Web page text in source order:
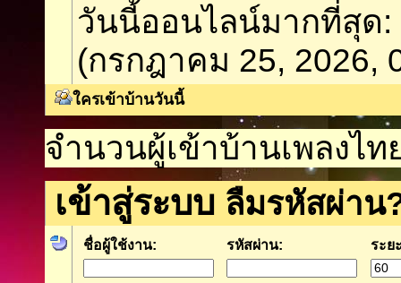
วันนี้ออนไลน์มากที่สุด:
(กรกฎาคม 25, 2026,
ใครเข้าบ้านวันนี้
จำนวนผู้เข้าบ้านเพลงไ
เข้าสู่ระบบ ลืมรหัสผ่าน
ชื่อผู้ใช้งาน: รหัสผ่าน: ระย